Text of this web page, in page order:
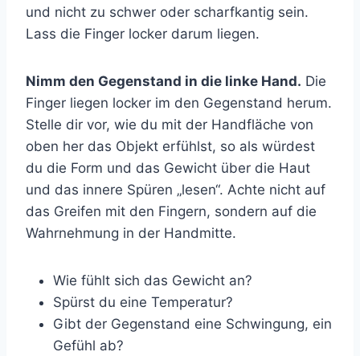
und nicht zu schwer oder scharfkantig sein.
Lass die Finger locker darum liegen.
Nimm den Gegenstand in die linke Hand. Die
Finger liegen locker im den Gegenstand herum.
Stelle dir vor, wie du mit der Handfläche von
oben her das Objekt erfühlst, so als würdest
du die Form und das Gewicht über die Haut
und das innere Spüren „lesen“. Achte nicht auf
das Greifen mit den Fingern, sondern auf die
Wahrnehmung in der Handmitte.
Wie fühlt sich das Gewicht an?
Spürst du eine Temperatur?
Gibt der Gegenstand eine Schwingung, ein
Gefühl ab?